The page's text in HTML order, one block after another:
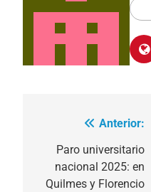
Navegación
entradas
Anterior:
Paro universitario
nacional 2025: en
Quilmes y Florencio